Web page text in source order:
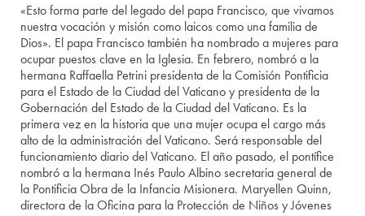
«Esto forma parte del legado del papa Francisco, que vivamos
nuestra vocación y misión como laicos como una familia de
Dios». El papa Francisco también ha nombrado a mujeres para
ocupar puestos clave en la Iglesia. En febrero, nombró a la
hermana Raffaella Petrini presidenta de la Comisión Pontificia
para el Estado de la Ciudad del Vaticano y presidenta de la
Gobernación del Estado de la Ciudad del Vaticano. Es la
primera vez en la historia que una mujer ocupa el cargo más
alto de la administración del Vaticano. Será responsable del
funcionamiento diario del Vaticano. El año pasado, el pontífice
nombró a la hermana Inés Paulo Albino secretaria general de
la Pontificia Obra de la Infancia Misionera. Maryellen Quinn,
directora de la Oficina para la Protección de Niños y Jóvenes